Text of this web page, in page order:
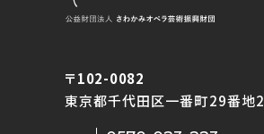
〒102-0082
東京都千代田区一番町29番地2